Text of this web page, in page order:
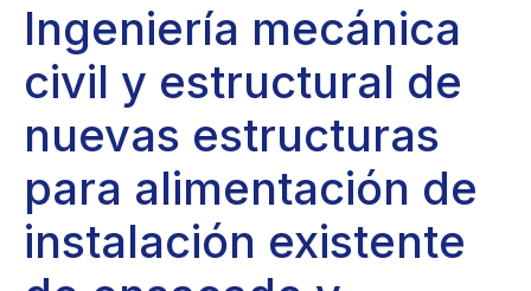
Ingeniería mecánica
civil y estructural de
nuevas estructuras
para alimentación de
instalación existente